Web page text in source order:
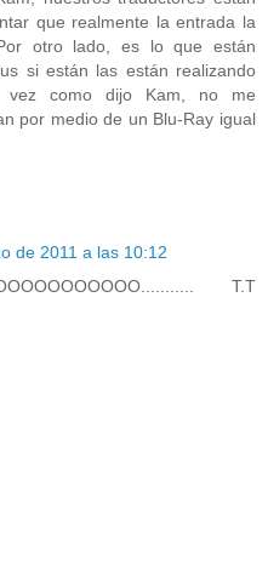
que realmente la entrada la
otro lado, es lo que están
si están las están realizando
como dijo Kam, no me
por medio de un Blu-Ray igual
de 2011 a las 10:12
T.T